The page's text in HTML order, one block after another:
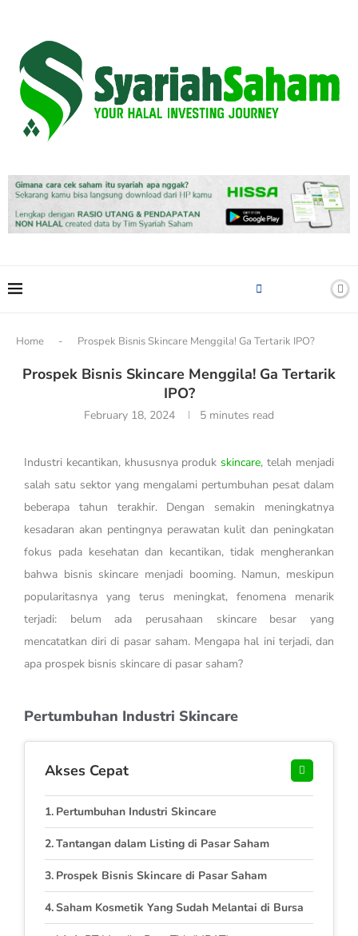
Home - Prospek Bisnis Skincare Menggila! Ga Tertarik IPO?
Prospek Bisnis Skincare Menggila! Ga Tertarik
IPO?
February 18, 2024 5 minutes read
Industri kecantikan, khususnya produkskincare, telah menjadi
salah satu sektor yang mengalami pertumbuhan pesat dalam
beberapa tahun terakhir. Dengan semakin meningkatnya
kesadaran akan pentingnya perawatan kulit dan peningkatan
fokus pada kesehatan dan kecantikan, tidak mengherankan
bahwa bisnis skincare menjadi booming. Namun, meskipun
popularitasnya yang terus meningkat, fenomena menarik
terjadi: belum ada perusahaan skincare besar yang
mencatatkan diri di pasar saham. Mengapa hal ini terjadi, dan
apa prospek bisnis skincare di pasar saham?
Pertumbuhan Industri Skincare
Akses Cepat
Pertumbuhan Industri Skincare
Tantangan dalam Listing di Pasar Saham
Prospek Bisnis Skincare di Pasar Saham
Saham Kosmetik Yang Sudah Melantai di Bursa